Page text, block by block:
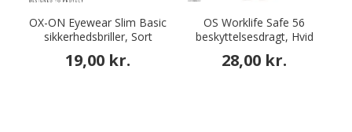
OX-ON Eyewear Slim Basic
sikkerhedsbriller, Sort
19,00 kr.
OS Worklife Safe 56
beskyttelsesdragt, Hvid
28,00 kr.